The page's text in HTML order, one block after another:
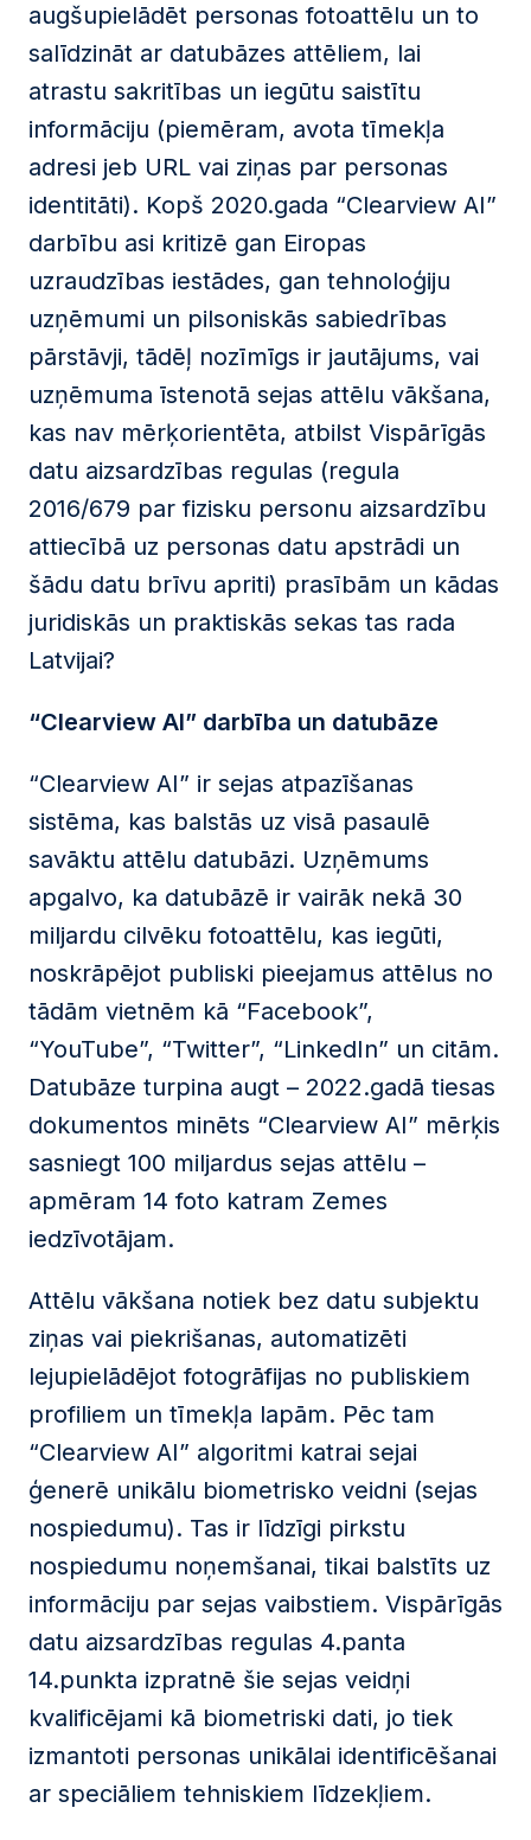
augšupielādēt personas fotoattēlu un to
salīdzināt ar datubāzes attēliem, lai
atrastu sakritības un iegūtu saistītu
informāciju (piemēram, avota tīmekļa
adresi jeb URL vai ziņas par personas
identitāti). Kopš 2020.gada “Clearview AI”
darbību asi kritizē gan Eiropas
uzraudzības iestādes, gan tehnoloģiju
uzņēmumi un pilsoniskās sabiedrības
pārstāvji, tādēļ nozīmīgs ir jautājums, vai
uzņēmuma īstenotā sejas attēlu vākšana,
kas nav mērķorientēta, atbilst Vispārīgās
datu aizsardzības regulas (regula
2016/679 par fizisku personu aizsardzību
attiecībā uz personas datu apstrādi un
šādu datu brīvu apriti) prasībām un kādas
juridiskās un praktiskās sekas tas rada
Latvijai?
“Clearview AI” darbība un datubāze
“Clearview AI” ir sejas atpazīšanas
sistēma, kas balstās uz visā pasaulē
savāktu attēlu datubāzi. Uzņēmums
apgalvo, ka datubāzē ir vairāk nekā 30
miljardu cilvēku fotoattēlu, kas iegūti,
noskrāpējot publiski pieejamus attēlus no
tādām vietnēm kā “Facebook”,
“YouTube”, “Twitter”, “LinkedIn” un citām.
Datubāze turpina augt – 2022.gadā tiesas
dokumentos minēts “Clearview AI” mērķis
sasniegt 100 miljardus sejas attēlu –
apmēram 14 foto katram Zemes
iedzīvotājam.
Attēlu vākšana notiek bez datu subjektu
ziņas vai piekrišanas, automatizēti
lejupielādējot fotogrāfijas no publiskiem
profiliem un tīmekļa lapām. Pēc tam
“Clearview AI” algoritmi katrai sejai
ģenerē unikālu biometrisko veidni (sejas
nospiedumu). Tas ir līdzīgi pirkstu
nospiedumu noņemšanai, tikai balstīts uz
informāciju par sejas vaibstiem. Vispārīgās
datu aizsardzības regulas 4.panta
14.punkta izpratnē šie sejas veidņi
kvalificējami kā biometriski dati, jo tiek
izmantoti personas unikālai identificēšanai
ar speciāliem tehniskiem līdzekļiem.